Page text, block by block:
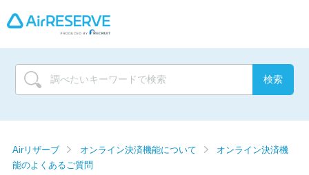
Airリザーブ オンライン決済機能について
オンライン決済機
能のよくあるご質問